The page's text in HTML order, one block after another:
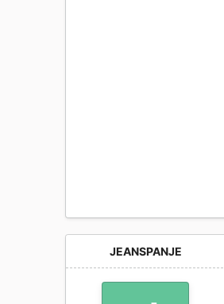
JEANSPANJE